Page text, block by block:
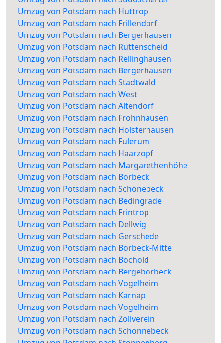
Umzug von Potsdam nach Huttrop
Umzug von Potsdam nach Frillendorf
Umzug von Potsdam nach Bergerhausen
Umzug von Potsdam nach Rüttenscheid
Umzug von Potsdam nach Rellinghausen
Umzug von Potsdam nach Bergerhausen
Umzug von Potsdam nach Stadtwald
Umzug von Potsdam nach West
Umzug von Potsdam nach Altendorf
Umzug von Potsdam nach Frohnhausen
Umzug von Potsdam nach Holsterhausen
Umzug von Potsdam nach Fulerum
Umzug von Potsdam nach Haarzopf
Umzug von Potsdam nach Margarethenhöhe
Umzug von Potsdam nach Borbeck
Umzug von Potsdam nach Schönebeck
Umzug von Potsdam nach Bedingrade
Umzug von Potsdam nach Frintrop
Umzug von Potsdam nach Dellwig
Umzug von Potsdam nach Gerschede
Umzug von Potsdam nach Borbeck-Mitte
Umzug von Potsdam nach Bochold
Umzug von Potsdam nach Bergeborbeck
Umzug von Potsdam nach Vogelheim
Umzug von Potsdam nach Karnap
Umzug von Potsdam nach Vogelheim
Umzug von Potsdam nach Zollverein
Umzug von Potsdam nach Schonnebeck